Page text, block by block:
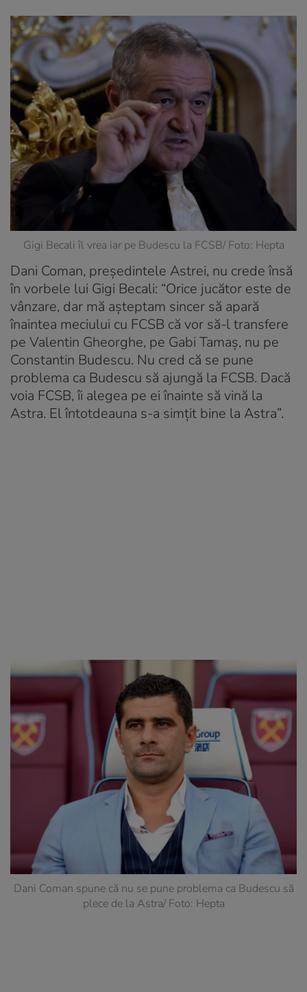
Gigi Becali îl vrea iar pe Budescu la FCSB/ Foto: Hepta
Dani Coman, președintele Astrei, nu crede însă
în vorbele lui Gigi Becali: “Orice jucător este de
vânzare, dar mă așteptam sincer să apară
înaintea meciului cu FCSB că vor să-l transfere
pe Valentin Gheorghe, pe Gabi Tamaș, nu pe
Constantin Budescu. Nu cred că se pune
problema ca Budescu să ajungă la FCSB. Dacă
voia FCSB, îi alegea pe ei înainte să vină la
Astra. El întotdeauna s-a simțit bine la Astra”.
Dani Coman spune că nu se pune problema ca Budescu să
plece de la Astra/ Foto: Hepta